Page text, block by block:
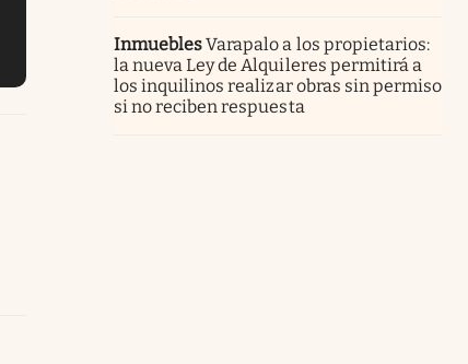
InmueblesVarapalo a los propietarios:
la nueva Ley de Alquileres permitirá a
los inquilinos realizar obras sin permiso
si no reciben respuesta